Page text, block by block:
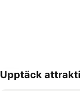
Förstora kartan
Upptäck